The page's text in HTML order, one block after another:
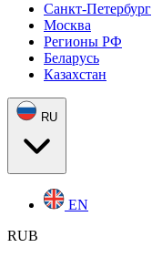
Санкт-Петербург
Москва
Регионы РФ
Беларусь
Казахстан
RU
EN
RUB